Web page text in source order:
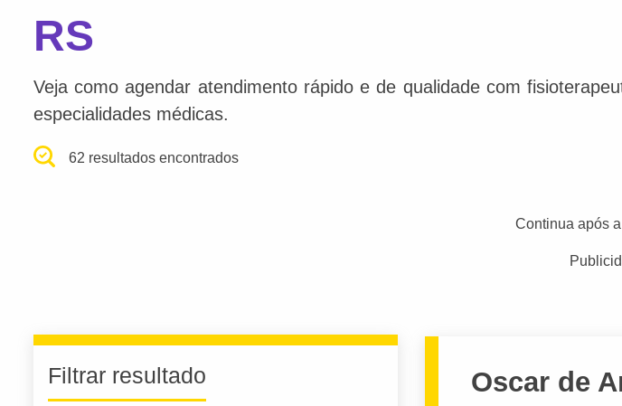
RS
Veja como agendar atendimento rápido e de qualidade com
especialidades médicas.
62 resultados encontrados
Continua após
Filtrar resultado Oscar de